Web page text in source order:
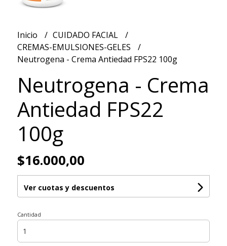
Inicio
CUIDADO FACIAL
CREMAS-EMULSIONES-GELES
Neutrogena - Crema Antiedad FPS22 100g
Neutrogena - Crema
Antiedad FPS22
100g
$16.000,00
Ver cuotas y descuentos
Cantidad